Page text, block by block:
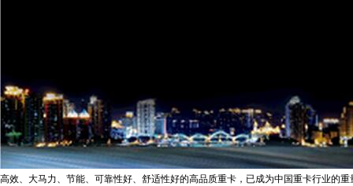
高效、大马力、节能、可靠性好、舒适性好的高品质重卡，已成为中国重卡行业的